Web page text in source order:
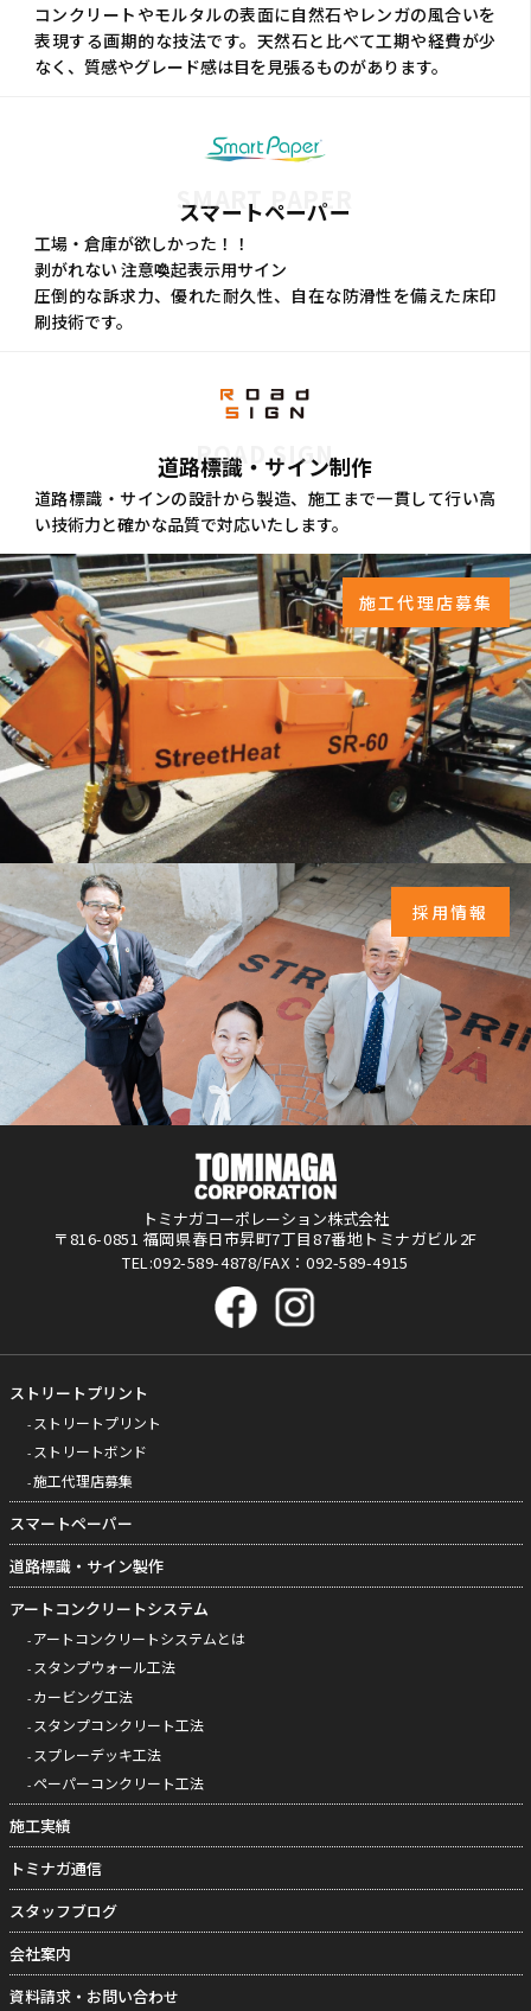
コンクリートやモルタルの表面に自然石やレンガの風合いを
表現する画期的な技法です。天然石と比べて工期や経費が少
なく、質感やグレード感は目を見張るものがあります。
SMART PAPER
スマートペーパー
工場・倉庫が欲しかった！！
剥がれない 注意喚起表示用サイン
圧倒的な訴求力、優れた耐久性、自在な防滑性を備えた床印
刷技術です。
ROAD SIGN
道路標識・サイン制作
道路標識・サインの設計から製造、施工まで一貫して行い高
い技術力と確かな品質で対応いたします。
施工代理店募集
採用情報
トミナガコーポレーション株式会社
〒816-0851 福岡県春日市昇町7丁目87番地トミナガビル2F
TEL:092-589-4878/FAX：092-589-4915
ストリートプリント
ストリートプリント
ストリートボンド
施工代理店募集
スマートペーパー
道路標識・サイン製作
アートコンクリートシステム
アートコンクリートシステムとは
スタンプウォール工法
カービング工法
スタンプコンクリート工法
スプレーデッキ工法
ペーパーコンクリート工法
施工実績
トミナガ通信
スタッフブログ
会社案内
資料請求・お問い合わせ